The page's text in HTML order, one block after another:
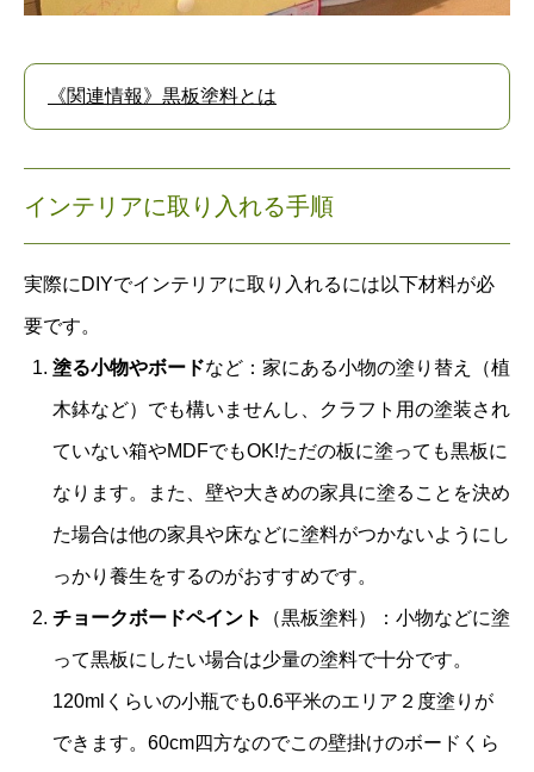
《関連情報》黒板塗料とは
インテリアに取り入れる手順
実際にDIYでインテリアに取り入れるには以下材料が必
要です。
塗る小物やボードなど：家にある小物の塗り替え（植
木鉢など）でも構いませんし、クラフト用の塗装され
ていない箱やMDFでもOK!ただの板に塗っても黒板に
なります。また、壁や大きめの家具に塗ることを決め
た場合は他の家具や床などに塗料がつかないようにし
っかり養生をするのがおすすめです。
チョークボードペイント （黒板塗料）：小物などに塗
って黒板にしたい場合は少量の塗料で十分です。
120mlくらいの小瓶でも0.6平米のエリア２度塗りが
できます。60cm四方なのでこの壁掛けのボードくら